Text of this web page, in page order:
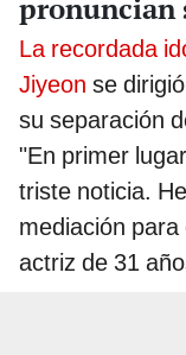
pronuncian
La recordada
Jiyeon se
su separación
"En primer
triste noticia.
mediación
actriz de 31